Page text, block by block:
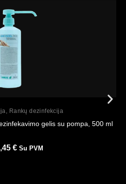
Rankų dezinfekcija
gelis su pompa, 500 ml
€ Su PVM